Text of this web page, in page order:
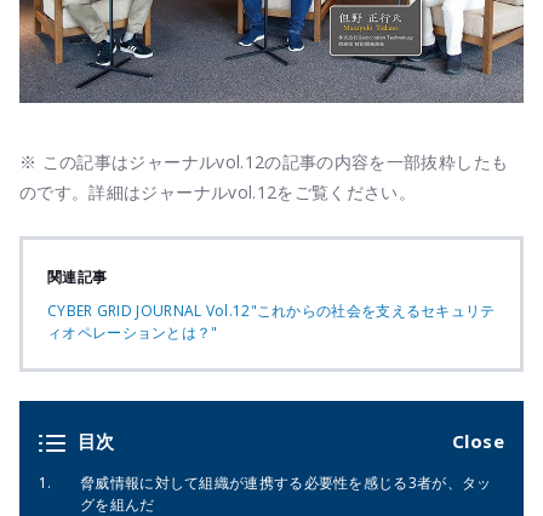
※ この記事はジャーナルvol.12の記事の内容を一部抜粋したも
のです。詳細はジャーナルvol.12をご覧ください。
関連記事
CYBER GRID JOURNAL Vol.12"これからの社会を支えるセキュリテ
ィオペレーションとは？"
目次
脅威情報に対して組織が連携する必要性を感じる3者が、タッ
グを組んだ